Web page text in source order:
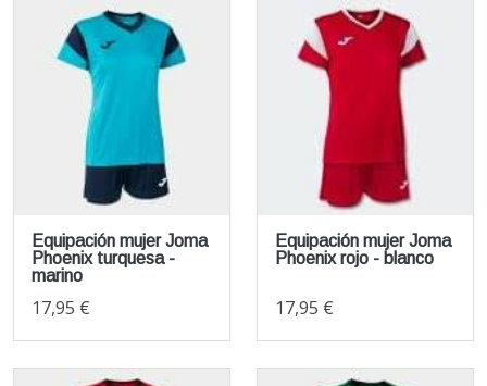
Equipación mujer Joma
Phoenix turquesa -
marino
17,95 €
Equipación mujer Joma
Phoenix rojo - blanco
17,95 €